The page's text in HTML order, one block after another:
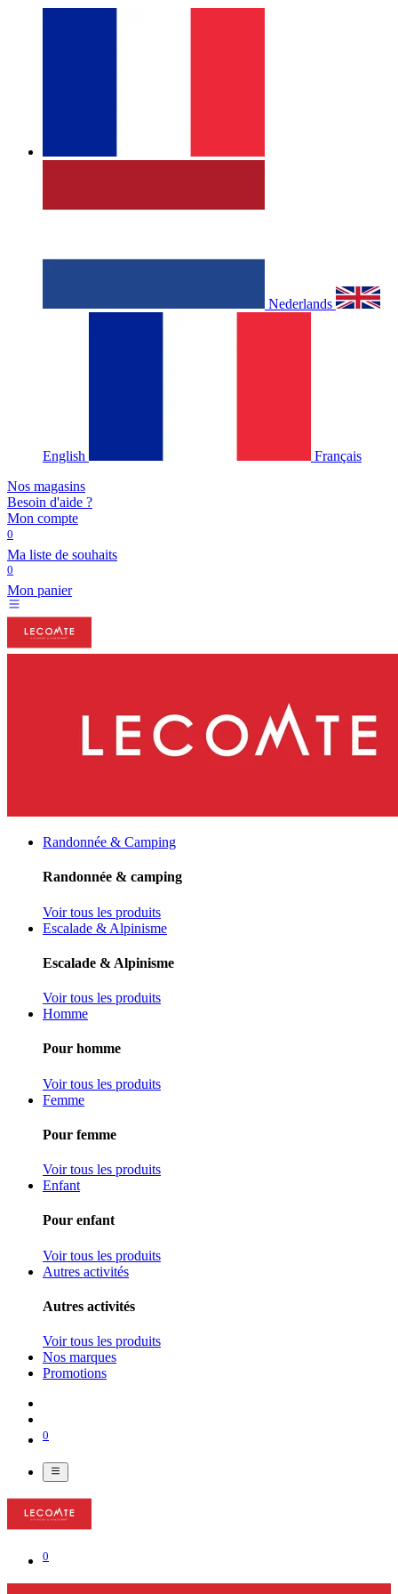
Nederlands
English
Français
Nos magasins
Besoin d'aide ?
Mon compte
0
Ma liste de souhaits
0
Mon panier
Randonnée & Camping
Randonnée & camping
Voir tous les produits
Escalade & Alpinisme
Escalade & Alpinisme
Voir tous les produits
Homme
Pour homme
Voir tous les produits
Femme
Pour femme
Voir tous les produits
Enfant
Pour enfant
Voir tous les produits
Autres activités
Autres activités
Voir tous les produits
Nos marques
Promotions
0
0